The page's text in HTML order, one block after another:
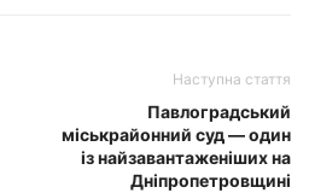
Наступна стаття
Павлоградський
міськрайонний суд — один
із найзавантаженіших на
Дніпропетровщині